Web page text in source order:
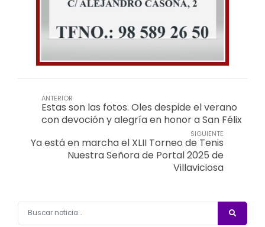
ANTERIOR
Estas son las fotos. Oles despide el verano
con devoción y alegría en honor a San Félix
SIGUIENTE
Ya está en marcha el XLII Torneo de Tenis
Nuestra Señora de Portal 2025 de
Villaviciosa